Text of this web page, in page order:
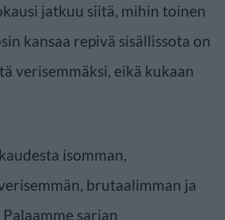
jatkuu siitä, mihin toinen
kansaa repivä sisällissota on
verisemmäksi, eikä kukaan
isomman,
brutaalimman ja
sarjan